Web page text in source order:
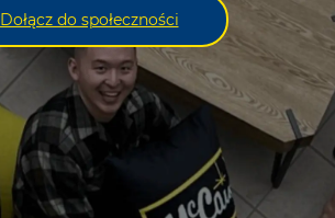
Dołącz do społeczności